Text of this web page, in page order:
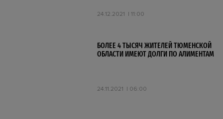
24.12.2021 11:00
БОЛЕЕ 4 ТЫСЯЧ ЖИТЕЛЕЙ ТЮМЕНСКОЙ
ОБЛАСТИ ИМЕЮТ ДОЛГИ ПО АЛИМЕНТАМ
24.11.2021 06:00